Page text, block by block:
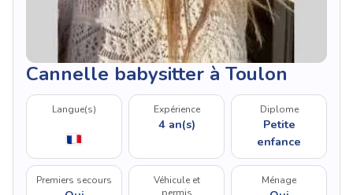
Cannelle babysitter à Toulon
Langue(s) Expérience
4 an(s)
Diplome
Petite
enfance
Premiers secours
Véhicule et
Ménage